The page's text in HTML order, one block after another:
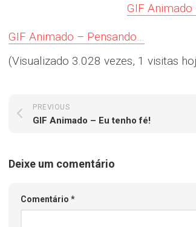
GIF
GIF Animado – Pensando…
(Visualizado 3.028 vezes, 1 visitas
PREVIOUS
GIF Animado – Eu tenho fé!
Deixe um comentário
Comentário *